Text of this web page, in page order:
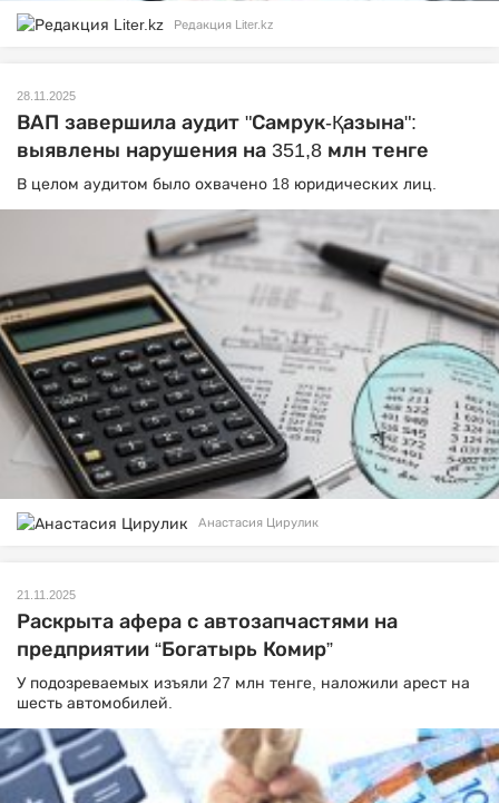
Редакция Liter.kz
28.11.2025
ВАП завершила аудит "Самрук-Қазына":
выявлены нарушения на 351,8 млн тенге
В целом аудитом было охвачено 18 юридических лиц.
Анастасия Цирулик
21.11.2025
Раскрыта афера с автозапчастями на
предприятии “Богатырь Комир”
У подозреваемых изъяли 27 млн тенге, наложили арест на
шесть автомобилей.